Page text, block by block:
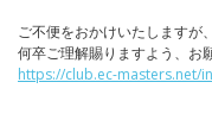
ご不便をおかけいたしますが、
何卒ご理解賜りますよう、お
https://club.ec-masters.net/